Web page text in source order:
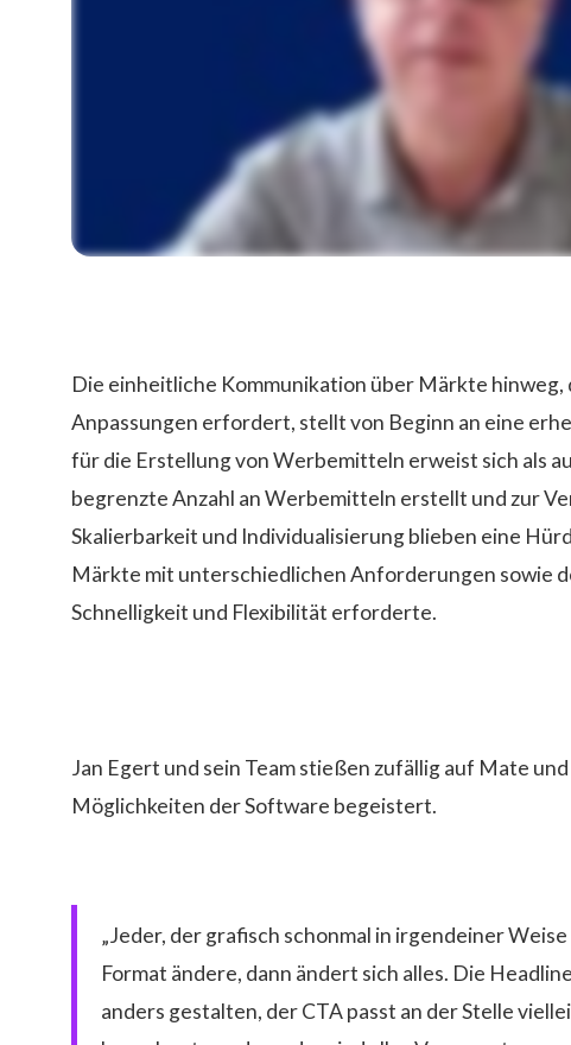
Die einheitliche Kommunikation über Märkte
Anpassungen erfordert, stellt von Beginn an eine
für die Erstellung von Werbemitteln erweist sich als
begrenzte Anzahl an Werbemitteln erstellt und zur
Skalierbarkeit und Individualisierung blieben eine
Märkte mit unterschiedlichen Anforderungen sowie
Schnelligkeit und Flexibilität erforderte.
Jan Egert und sein Team stießen zufällig auf Mate
Möglichkeiten der Software begeistert.
„Jeder, der grafisch schonmal in irgendeiner
Format ändere, dann ändert sich alles. Die
anders gestalten, der CTA passt an der Stelle